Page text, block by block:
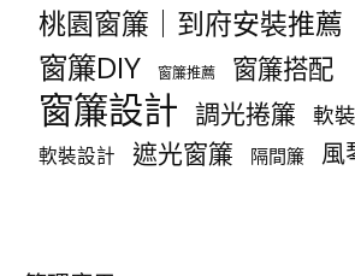
桃園窗簾｜到府安裝推薦
窗簾DIY 窗簾推薦 窗簾搭配
窗簾設計 調光捲簾 軟
軟裝設計 遮光窗簾 隔間簾 風